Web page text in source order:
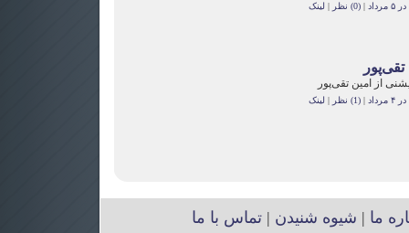
|(0) نظر | لینک
|(1) نظر | لینک
ما | شیوه شنیدن |تماس با ما